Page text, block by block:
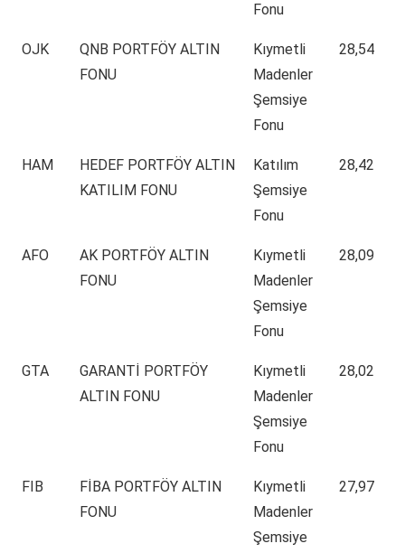
Fonu
OJK
QNB PORTFÖY ALTIN
FONU
Kıymetli
Madenler
Şemsiye
Fonu
28,54
HAM
HEDEF PORTFÖY ALTIN
KATILIM FONU
Katılım
Şemsiye
Fonu
28,42
AFO
AK PORTFÖY ALTIN
FONU
Kıymetli
Madenler
Şemsiye
Fonu
28,09
GTA
GARANTİ PORTFÖY
ALTIN FONU
Kıymetli
Madenler
Şemsiye
Fonu
28,02
FIB
FİBA PORTFÖY ALTIN
FONU
Kıymetli
Madenler
Şemsiye
27,97